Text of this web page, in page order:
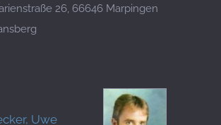
26, 66646 Marpingen
Uwe